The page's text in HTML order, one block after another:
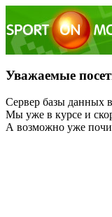
Уважаемые
Сервер базы данных
Мы уже в курсе и
А возможно уже